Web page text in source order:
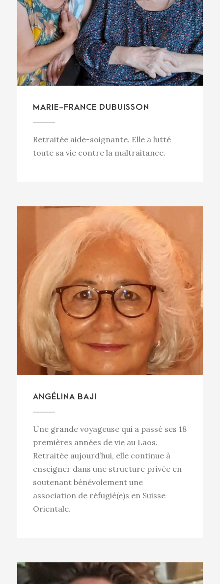
MARIE-FRANCE DUBUISSON
Retraitée aide-soignante. Elle a lutté
toute sa vie contre la maltraitance.
ANGÉLINA BAJI
Une grande voyageuse qui a passé ses 18
premières années de vie au Laos.
Retraitée aujourd’hui, elle continue à
enseigner dans une structure privée en
soutenant bénévolement une
association de réfugié(e)s en Suisse
Orientale.